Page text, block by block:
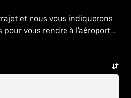
et nous vous indiquerons
pour vous rendre à l'aéroport